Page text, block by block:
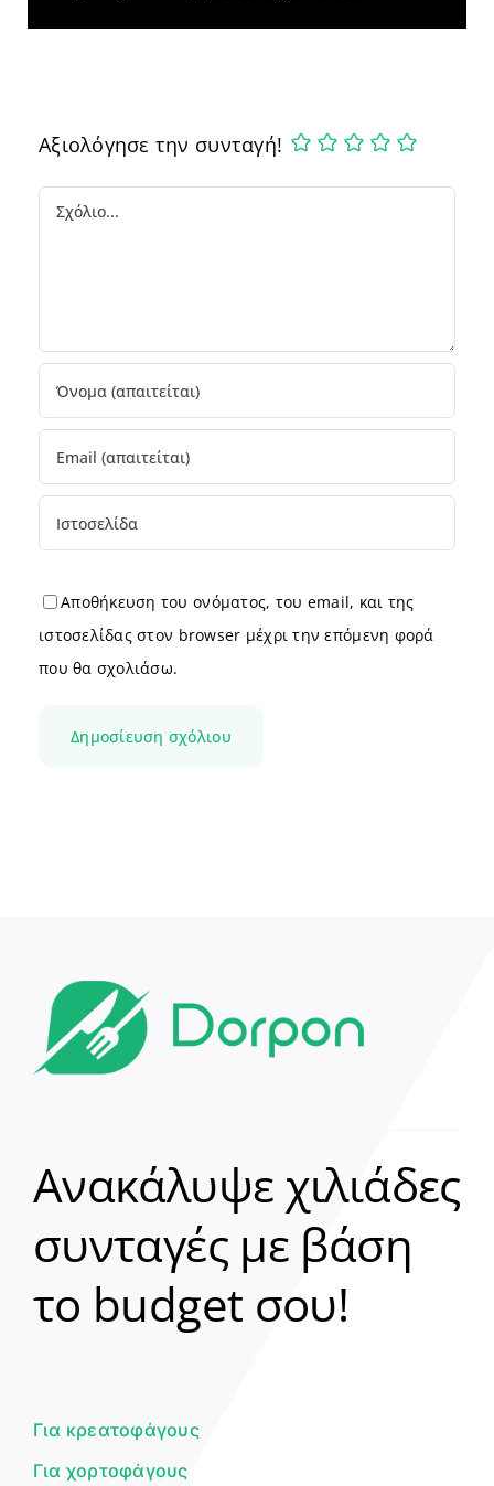
Αξιολόγησε την συνταγή!
Comment
Αποθήκευση του ονόματος, του email, και της
ιστοσελίδας στον browser μέχρι την επόμενη φορά
που θα σχολιάσω.
Ανακάλυψε χιλιάδες
συνταγές με βάση
το budget σου!
Για κρεατοφάγους
Για χορτοφάγους